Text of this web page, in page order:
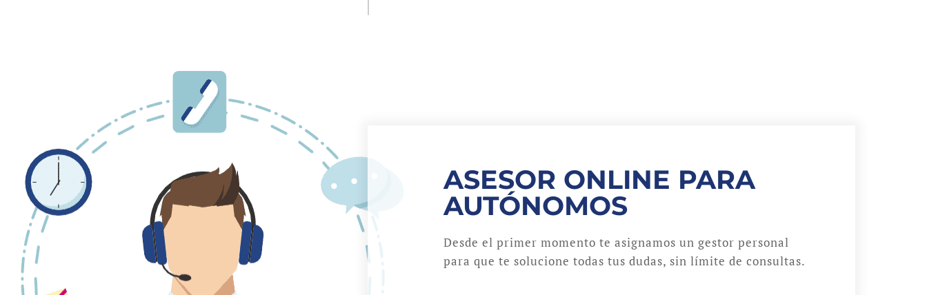
ASESOR ONLINE PARA
AUTÓNOMOS
Desde el primer momento te asignamos un gestor personal
para que te solucione todas tus dudas, sin límite de consultas.